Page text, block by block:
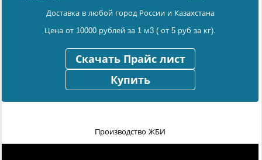
Доставка в любой город России и Казахстана
Цена от 10000 рублей за 1 м3 ( от 5 руб за кг).
Скачать Прайс лист
Купить
Производство ЖБИ